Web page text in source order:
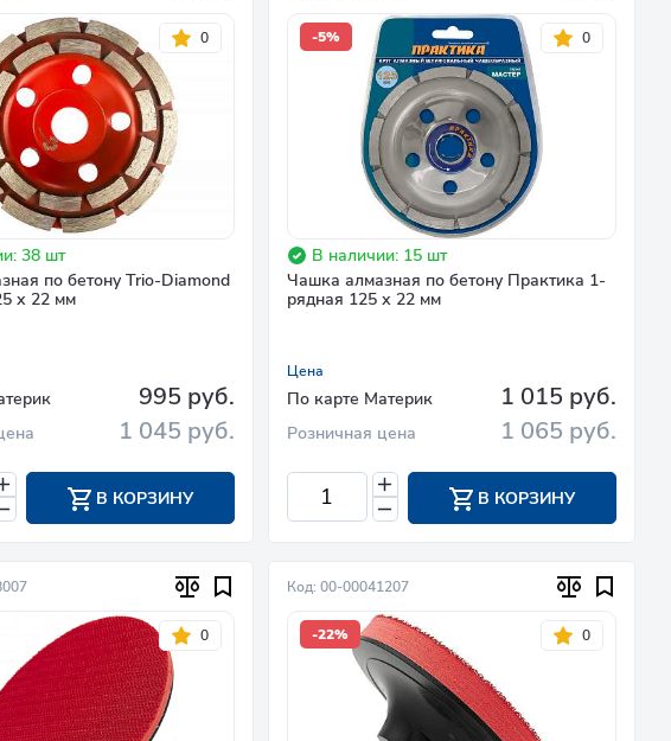
0
38 шт
по бетону Trio-Diamond
х 22 мм
995 руб.
1 045 руб.
В КОРЗИНУ
-5% 0
В наличии: 15 шт
Чашка алмазная по бетону Практика 1-
рядная 125 х 22 мм
Цена
По карте Материк 1 015 руб.
Розничная цена 1 065 руб.
В КОРЗИНУ
0
Код: 00-00041207
-22% 0